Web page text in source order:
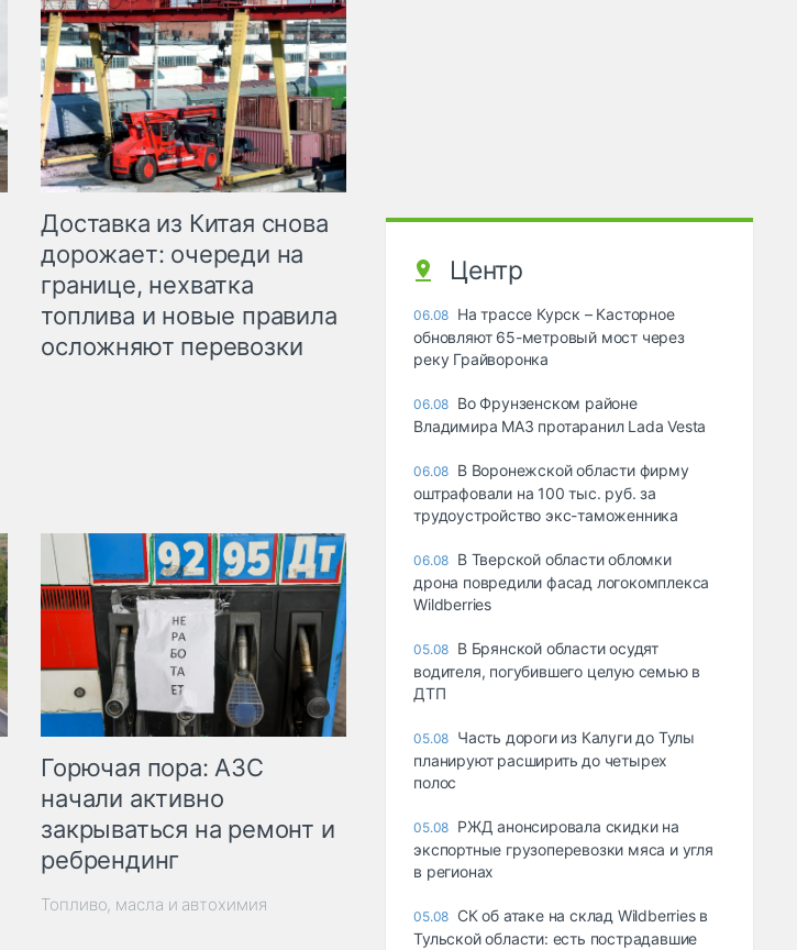
Доставка из Китая снова
дорожает: очереди на
границе, нехватка
топлива и новые правила
осложняют перевозки
Горючая пора: АЗС
начали активно
закрываться на ремонт и
ребрендинг
Топливо, масла и автохимия
Центр
06.08 На трассе Курск – Касторное
обновляют 65-метровый мост через
реку Грайворонка
06.08 Во Фрунзенском районе
Владимира МАЗ протаранил Lada Vesta
06.08 В Воронежской области фирму
оштрафовали на 100 тыс. руб. за
трудоустройство экс-таможенника
06.08 В Тверской области обломки
дрона повредили фасад логокомплекса
Wildberries
05.08 В Брянской области осудят
водителя, погубившего целую семью в
ДТП
05.08 Часть дороги из Калуги до Тулы
планируют расширить до четырех
полос
05.08 РЖД анонсировала скидки на
экспортные грузоперевозки мяса и угля
в регионах
05.08 СК об атаке на склад Wildberries в
Тульской области: есть пострадавшие